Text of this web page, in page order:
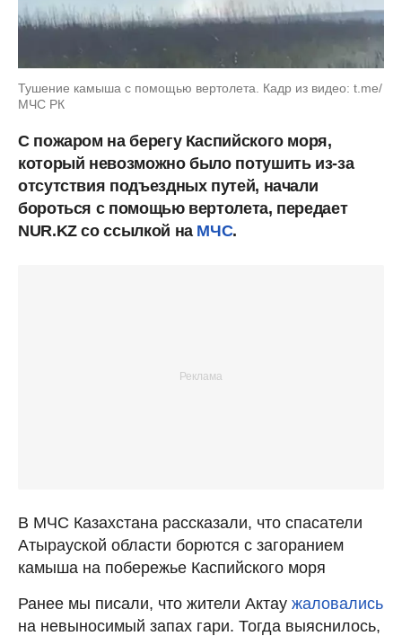
Тушение камыша с помощью вертолета. Кадр из видео: t.me/
МЧС РК
С пожаром на берегу Каспийского моря,
который невозможно было потушить из-за
отсутствия подъездных путей, начали
бороться с помощью вертолета, передает
NUR.KZ со ссылкой на МЧС.
В МЧС Казахстана рассказали, что спасатели
Атырауской области борются с загоранием
камыша на побережье Каспийского моря
Ранее мы писали, что жители Актау жаловались
на невыносимый запах гари. Тогда выяснилось,